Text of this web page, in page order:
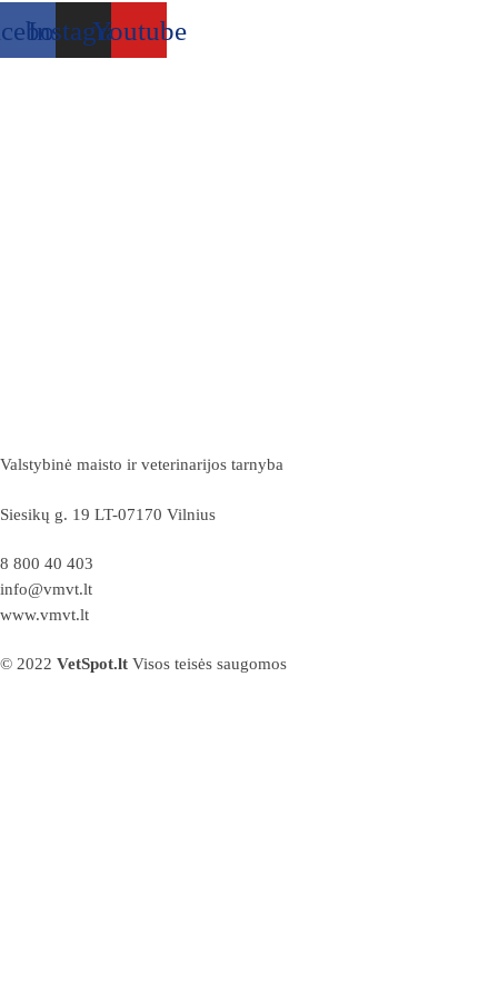
InstagramYoutube
Valstybinė maisto ir veterinarijos tarnyba
Siesikų g. 19 LT-07170 Vilnius
8 800 40 403
info@vmvt.lt
www.vmvt.lt
© 2022 VetSpot.lt Visos teisės saugomos